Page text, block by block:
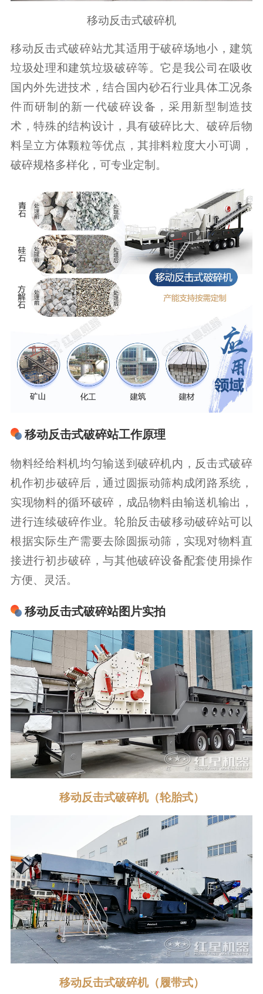
移动反击式破碎机
移动反击式破碎站尤其适用于破碎场地小，建筑
垃圾处理和建筑垃圾破碎等。它是我公司在吸收
国内外先进技术，结合国内砂石行业具体工况条
件而研制的新一代破碎设备，采用新型制造技
术，特殊的结构设计，具有破碎比大、破碎后物
料呈立方体颗粒等优点，其排料粒度大小可调，
破碎规格多样化，可专业定制。
移动反击式破碎站工作原理
物料经给料机均匀输送到破碎机内，反击式破碎
机作初步破碎后，通过圆振动筛构成闭路系统，
实现物料的循环破碎，成品物料由输送机输出，
进行连续破碎作业。轮胎反击破移动破碎站可以
根据实际生产需要去除圆振动筛，实现对物料直
接进行初步破碎，与其他破碎设备配套使用操作
方便、灵活。
移动反击式破碎站图片实拍
移动反击式破碎机（轮胎式）
移动反击式破碎机（履带式）